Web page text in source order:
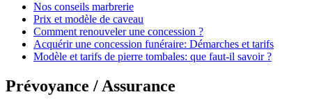
Nos conseils marbrerie
Prix et modèle de caveau
Comment renouveler une concession ?
Acquérir une concession funéraire: Démarches et tarifs
Modèle et tarifs de pierre tombales: que faut-il savoir ?
Prévoyance / Assurance